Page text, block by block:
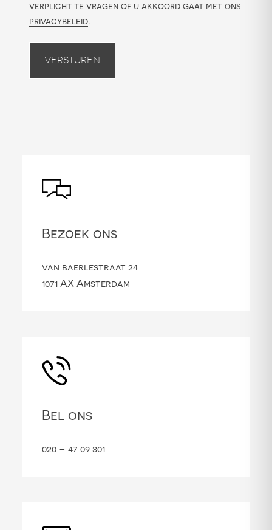
verplicht te vragen of u akkoord gaat met ons
privacybeleid.
Versturen
Bezoek ons
van baerlestraat 24
1071 AX Amsterdam
Bel ons
020 – 47 09 301